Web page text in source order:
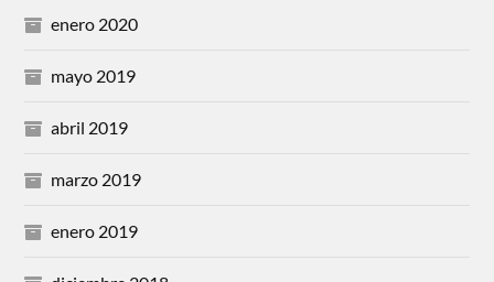
enero 2020
mayo 2019
abril 2019
marzo 2019
enero 2019